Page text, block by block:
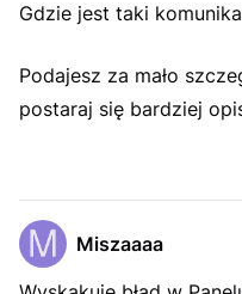
Gdzie jest taki
Podajesz za mało
postaraj się bardziej
Miszaaaa